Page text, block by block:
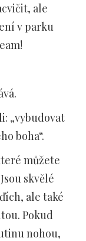
ale
v parku
„vybudovat
boha“.
můžete
skvělé
ale také
Pokud
nohou,